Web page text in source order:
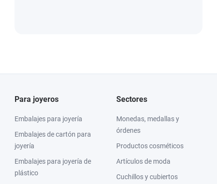
Para joyeros
Embalajes para joyería
Embalajes de cartón para
joyería
Embalajes para joyería de
plástico
Sectores
Monedas, medallas y
órdenes
Productos cosméticos
Artículos de moda
Cuchillos y cubiertos